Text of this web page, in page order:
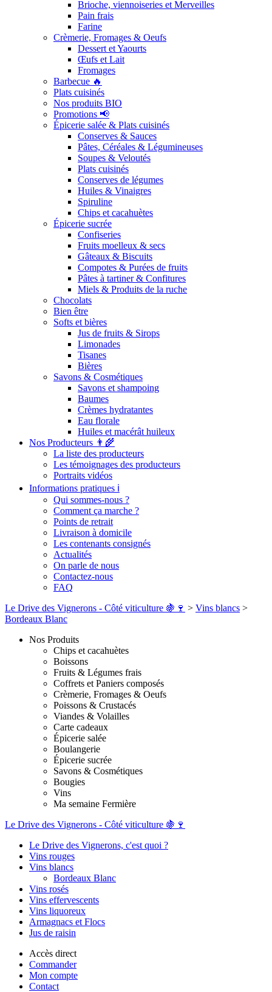
Brioche, viennoiseries et Merveilles
Pain frais
Farine
Crèmerie, Fromages & Oeufs
Dessert et Yaourts
Œufs et Lait
Fromages
Barbecue 🔥
Plats cuisinés
Nos produits BIO
Promotions 📢
Épicerie salée & Plats cuisinés
Conserves & Sauces
Pâtes, Céréales & Légumineuses
Soupes & Veloutés
Plats cuisinés
Conserves de légumes
Huiles & Vinaigres
Spiruline
Chips et cacahuètes
Épicerie sucrée
Confiseries
Fruits moelleux & secs
Gâteaux & Biscuits
Compotes & Purées de fruits
Pâtes à tartiner & Confitures
Miels & Produits de la ruche
Chocolats
Bien être
Softs et bières
Jus de fruits & Sirops
Limonades
Tisanes
Bières
Savons & Cosmétiques
Savons et shampoing
Baumes
Crèmes hydratantes
Eau florale
Huiles et macérât huileux
Nos Producteurs 👨‍🌾
La liste des producteurs
Les témoignages des producteurs
Portraits vidéos
Informations pratiques ℹ️
Qui sommes-nous ?
Comment ça marche ?
Points de retrait
Livraison à domicile
Les contenants consignés
Actualités
On parle de nous
Contactez-nous
FAQ
Le Drive des Vignerons - Côté viticulture 🍇🍷 > Vins blancs >
Bordeaux Blanc
Nos Produits
Chips et cacahuètes
Boissons
Fruits & Légumes frais
Coffrets et Paniers composés
Crèmerie, Fromages & Oeufs
Poissons & Crustacés
Viandes & Volailles
Carte cadeaux
Épicerie salée
Boulangerie
Épicerie sucrée
Savons & Cosmétiques
Bougies
Vins
Ma semaine Fermière
Le Drive des Vignerons - Côté viticulture 🍇🍷
Le Drive des Vignerons, c'est quoi ?
Vins rouges
Vins blancs
Bordeaux Blanc
Vins rosés
Vins effervescents
Vins liquoreux
Armagnacs et Flocs
Jus de raisin
Accès direct
Commander
Mon compte
Contact